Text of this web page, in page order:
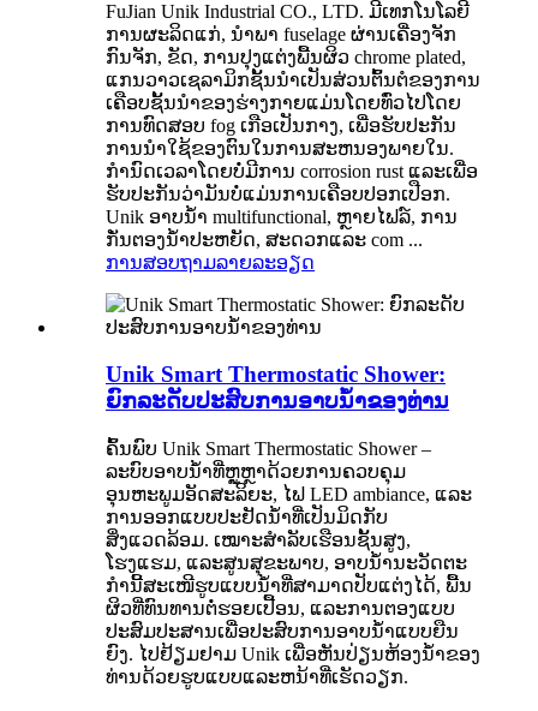
FuJian Unik Industrial CO., LTD. ມີເທກໂນໂລຍີ
ການຜະລິດແກ່, ນໍາພາ fuselage ຜ່ານເຄື່ອງຈັກ
ກົນຈັກ, ຂັດ, ການປຸງແຕ່ງພື້ນຜິວ chrome plated,
ແກນວາວເຊລາມິກຊັ້ນນໍາເປັນສ່ວນຕົ້ນຕໍຂອງການ
ເຄືອບຊັ້ນນໍາຂອງຮ່າງກາຍແມ່ນໂດຍທົ່ວໄປໂດຍ
ການທົດສອບ fog ເກືອເປັນກາງ, ເພື່ອຮັບປະກັນ
ການນໍາໃຊ້ຂອງຕົນໃນການສະຫນອງພາຍໃນ.
ກໍານົດເວລາໂດຍບໍ່ມີການ corrosion rust ແລະເພື່ອ
ຮັບປະກັນວ່າມັນບໍ່ແມ່ນການເຄືອບປອກເປືອກ.
Unik ອາບນ້ໍາ multifunctional, ຫຼາຍໄຟລ໌, ການ
ກັ່ນຕອງນ້ໍາປະຫຍັດ, ສະດວກແລະ com ...
ການສອບຖາມລາຍລະອຽດ
Unik Smart Thermostatic Shower:
ຍົກລະດັບປະສົບການອາບນ້ໍາຂອງທ່ານ
ຄົ້ນພົບ Unik Smart Thermostatic Shower –
ລະບົບອາບນໍ້າທີ່ຫຼູຫຼາດ້ວຍການຄວບຄຸມ
ອຸນຫະພູມອັດສະລິຍະ, ໄຟ LED ambiance, ແລະ
ການອອກແບບປະຢັດນ້ໍາທີ່ເປັນມິດກັບ
ສິ່ງແວດລ້ອມ. ເໝາະສຳລັບເຮືອນຊັ້ນສູງ,
ໂຮງແຮມ, ແລະສູນສຸຂະພາບ, ອາບນ້ຳນະວັດຕະ
ກຳນີ້ສະເໜີຮູບແບບນ້ຳທີ່ສາມາດປັບແຕ່ງໄດ້, ພື້ນ
ຜິວທີ່ທົນທານຕໍ່ຮອຍເປື້ອນ, ແລະການຕອງແບບ
ປະສົມປະສານເພື່ອປະສົບການອາບນ້ຳແບບຍືນ
ຍົງ. ໄປຢ້ຽມຢາມ Unik ເພື່ອຫັນປ່ຽນຫ້ອງນ້ໍາຂອງ
ທ່ານດ້ວຍຮູບແບບແລະຫນ້າທີ່ເຮັດວຽກ.